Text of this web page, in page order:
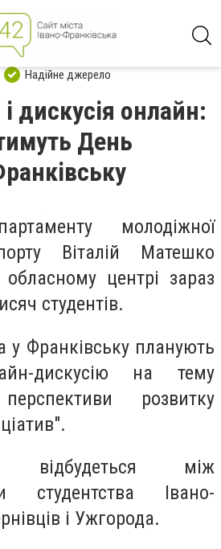
Надійне джерело
і дискусія онлайн:
День
молодіжної
Віталій Матешко
центрі зараз
студентів.
у Франківську планують
дискусію на тему
розвитку
відбудеться між
студентства Івано-
і Ужгорода.